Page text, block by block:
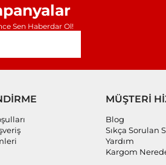
Sen Haberdar Ol!
MÜŞTERİ
Blog
Sıkça Sorulan
Yardım
Kargom